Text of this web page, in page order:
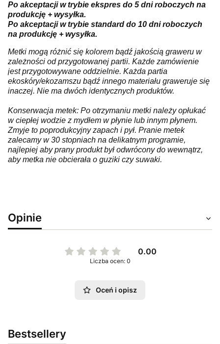
Po akceptacji w trybie ekspres do 5 dni roboczych na
produkcję + wysyłka.
Po akceptacji w trybie standard do 10 dni roboczych
na produkcję + wysyłka.
Metki mogą różnić się kolorem bądź jakością graweru w
zależności od przygotowanej partii. Każde zamówienie
jest przygotowywane oddzielnie. Każda partia
ekoskóry/ekozamszu bądź innego materiału graweruje się
inaczej. Nie ma dwóch identycznych produktów.
Konserwacja metek: Po otrzymaniu metki należy opłukać
w ciepłej wodzie z mydłem w płynie lub innym płynem.
Zmyje to poprodukcyjny zapach i pył. Pranie metek
zalecamy w 30 stopniach na delikatnym programie,
najlepiej aby prany produkt był odwrócony do wewnątrz,
aby metka nie obcierała o guziki czy suwaki.
Opinie
0.00
Liczba ocen: 0
Oceń i opisz
Bestsellery